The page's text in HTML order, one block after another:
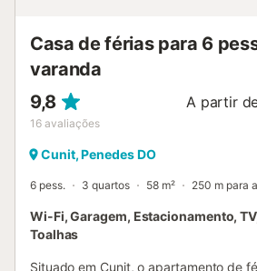
Casa de férias para 6
varanda
9,8
16 avaliações
A partir
Cunit, Penedes DO
6 pess. 3 quartos 58 m² 250 m para
Wi-Fi, Garagem, Estacionamento,
Toalhas
Situado em Cunit, o apartamento de